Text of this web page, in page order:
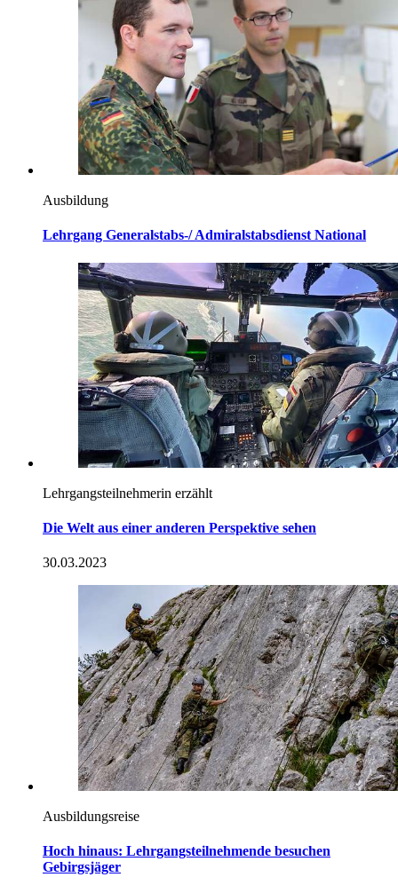
Ausbildung
Lehrgang Generalstabs-/ Admiralstabsdienst National
Lehrgangsteilnehmerin erzählt
Die Welt aus einer anderen Perspektive sehen
30.03.2023
Ausbildungsreise
Hoch hinaus: Lehrgangsteilnehmende besuchen
Gebirgsjäger